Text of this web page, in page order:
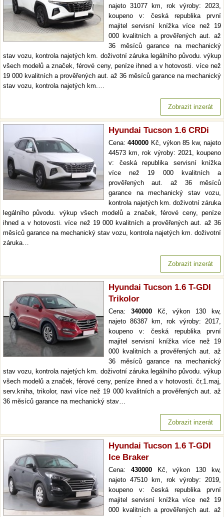
najeto 31077 km, rok výroby: 2023,
koupeno v: česká republika první
majitel servisní knížka více než 19
000 kvalitních a prověřených aut. až
36 měsíců garance na mechanický
stav vozu, kontrola najetých km. doživotní záruka legálního původu. výkup
všech modelů a značek, férové ceny, peníze ihned a v hotovosti. více než
19 000 kvalitních a prověřených aut. až 36 měsíců garance na mechanický
stav vozu, kontrola najetých km.…
Zobrazit inzerát
Hyundai Tucson 1.6 CRDi
Cena:440000 Kč, výkon 85 kw, najeto
44573 km, rok výroby: 2021, koupeno
v: česká republika servisní knížka
více než 19 000 kvalitních a
prověřených aut. až 36 měsíců
garance na mechanický stav vozu,
kontrola najetých km. doživotní záruka
legálního původu. výkup všech modelů a značek, férové ceny, peníze
ihned a v hotovosti. více než 19 000 kvalitních a prověřených aut. až 36
měsíců garance na mechanický stav vozu, kontrola najetých km. doživotní
záruka…
Zobrazit inzerát
Hyundai Tucson 1.6 T-GDI
Trikolor
Cena: 340000Kč, výkon 130 kw,
najeto 86387 km, rok výroby: 2017,
koupeno v: česká republika první
majitel servisní knížka více než 19
000 kvalitních a prověřených aut. až
36 měsíců garance na mechanický
stav vozu, kontrola najetých km. doživotní záruka legálního původu. výkup
všech modelů a značek, férové ceny, peníze ihned a v hotovosti. čr,1.maj,
serv.kniha, trikolor, navi více než 19 000 kvalitních a prověřených aut. až
36 měsíců garance na mechanický stav…
Zobrazit inzerát
Hyundai Tucson 1.6 T-GDI
Ice Braker
Cena: 430000Kč, výkon 130 kw,
najeto 47510 km, rok výroby: 2019,
koupeno v: česká republika první
majitel servisní knížka více než 19
000 kvalitních a prověřených aut. až